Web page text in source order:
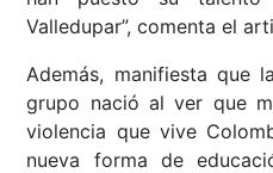
Valledupar”, comenta el
Además, manifiesta que
grupo nació al ver que
violencia que vive
nueva forma de